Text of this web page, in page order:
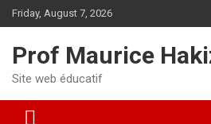
Skip
to
Friday, August 7, 2026
Prof Maurice
Site web éducatif